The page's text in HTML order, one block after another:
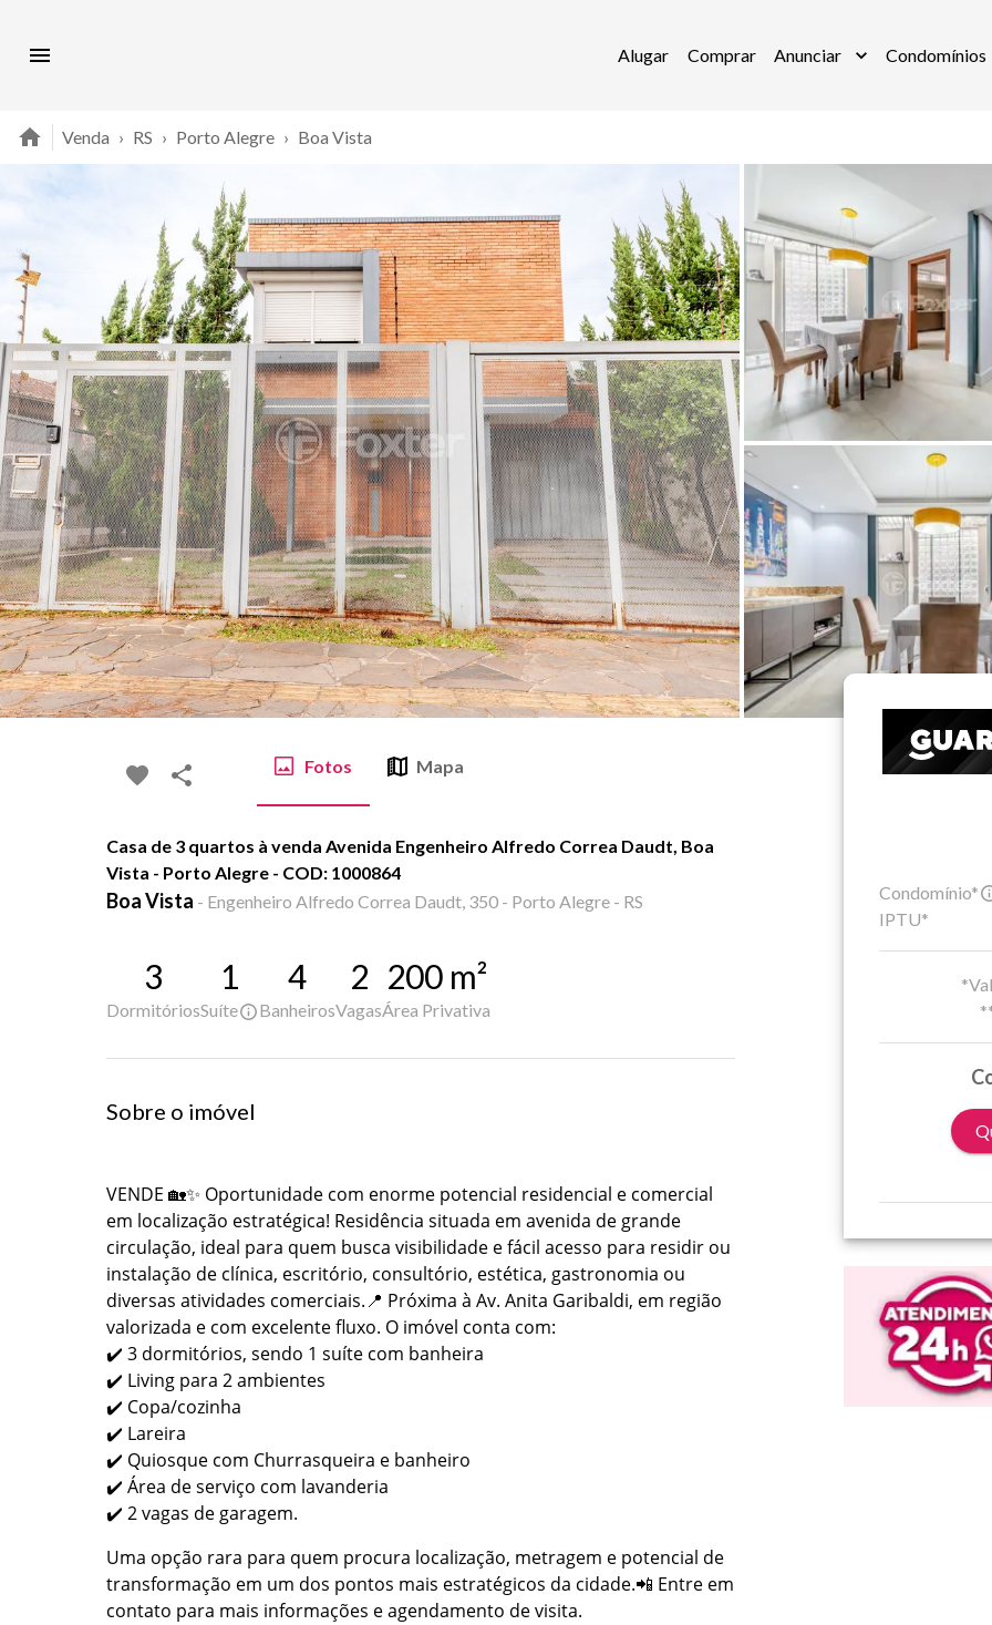
Alugar Comprar Anunciar Condomínios
Venda › RS › Porto Alegre › Boa Vista
Fotos Mapa
Casa de 3 quartos à venda Avenida Engenheiro Alfredo Correa Daudt, Boa
Vista - Porto Alegre - COD: 1000864
Boa Vista - Engenheiro Alfredo Correa Daudt, 350 - Porto Alegre - RS
3
Dormitórios
1
Suíte
4
Banheiros
2
Vagas
200 m²
Área Privativa
Sobre o imóvel
VENDE 🏡✨ Oportunidade com enorme potencial residencial e comercial
em localização estratégica! Residência situada em avenida de grande
circulação, ideal para quem busca visibilidade e fácil acesso para residir ou
instalação de clínica, escritório, consultório, estética, gastronomia ou
diversas atividades comerciais.📍 Próxima à Av. Anita Garibaldi, em região
valorizada e com excelente fluxo. O imóvel conta com:
✔️ 3 dormitórios, sendo 1 suíte com banheira
✔️ Living para 2 ambientes
✔️ Copa/cozinha
✔️ Lareira
✔️ Quiosque com Churrasqueira e banheiro
✔️ Área de serviço com lavanderia
✔️ 2 vagas de garagem.
Uma opção rara para quem procura localização, metragem e potencial de
transformação em um dos pontos mais estratégicos da cidade.📲 Entre em
contato para mais informações e agendamento de visita.
Condomínio*
IPTU*